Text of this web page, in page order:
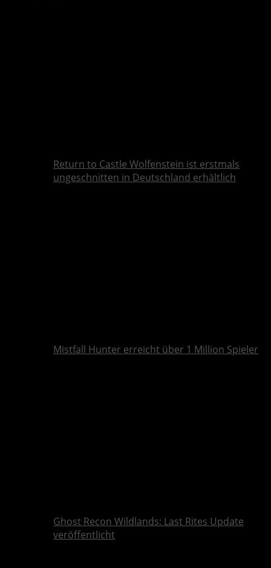
Return to Castle Wolfenstein ist erstmals
ungeschnitten in Deutschland erhältlich
Mistfall Hunter erreicht über 1 Million Spieler
Ghost Recon Wildlands: Last Rites Update
veröffentlicht